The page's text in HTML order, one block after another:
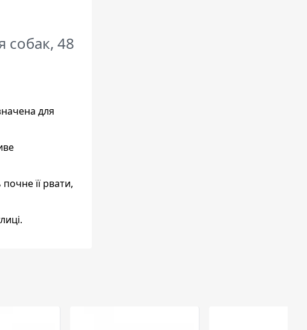
собак, 48
для
її рвати,